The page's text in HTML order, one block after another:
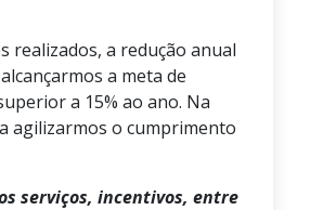
realizados, a redução anual
a meta de
a 15% ao ano. Na
agilizarmos o cumprimento
serviços, incentivos, entre